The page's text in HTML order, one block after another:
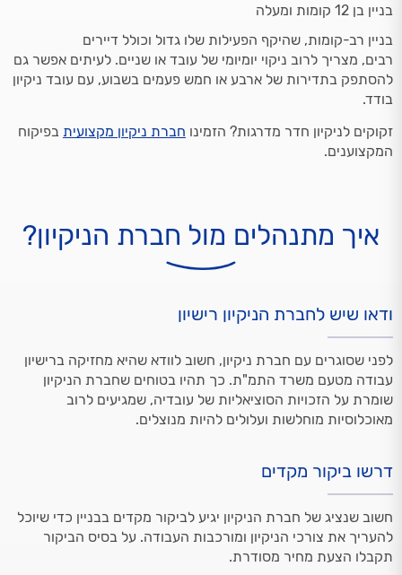
בניין בן 12 קומות ומעלה
בניין רב-קומות, שהיקף הפעילות שלו גדול וכולל דיירים
רבים, מצריך לרוב ניקוי יומיומי של עובד או שניים. לעיתים אפשר גם
להסתפק בתדירות של ארבע או חמש פעמים בשבוע, עם עובד ניקיון
בודד.
זקוקים לניקיון חדר מדרגות? הזמינו חברת ניקיון מקצועית בפיקוח
המקצוענים.
איך מתנהלים מול חברת הניקיון?
ודאו שיש לחברת הניקיון רישיון
לפני שסוגרים עם חברת ניקיון, חשוב לוודא שהיא מחזיקה ברישיון
עבודה מטעם משרד התמ"ת. כך תהיו בטוחים שחברת הניקיון
שומרת על הזכויות הסוציאליות של עובדיה, שמגיעים לרוב
מאוכלוסיות מוחלשות ועלולים להיות מנוצלים.
דרשו ביקור מקדים
חשוב שנציג של חברת הניקיון יגיע לביקור מקדים בבניין כדי שיוכל
להעריך את צורכי הניקיון ומורכבות העבודה. על בסיס הביקור
תקבלו הצעת מחיר מסודרת.